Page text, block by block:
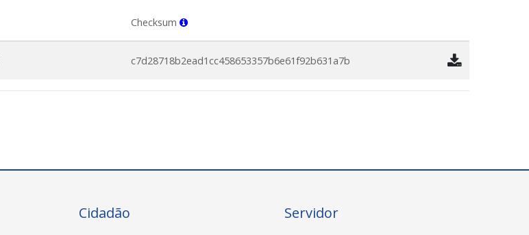
Checksum
c7d28718b2ead1cc458653357b6e61f92b631a7b
Cidadão Servidor